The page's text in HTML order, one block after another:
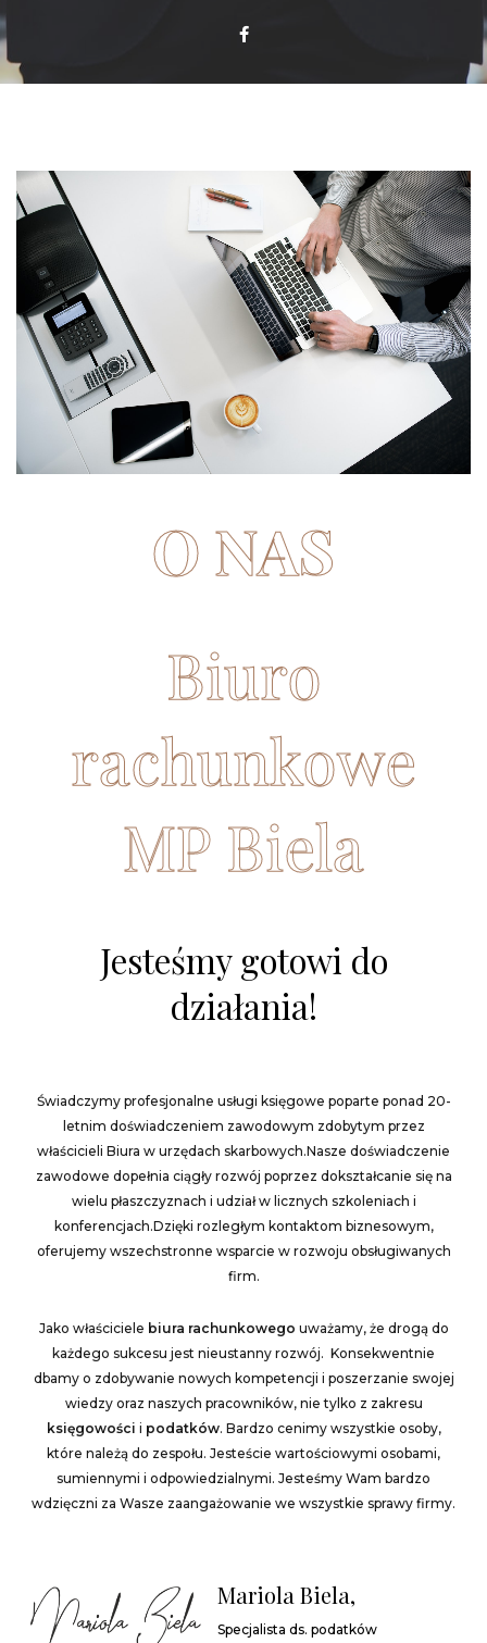
O NAS
Biuro
rachunkowe
MP Biela
Jesteśmy gotowi do
działania!
Świadczymy profesjonalne usługi księgowe poparte ponad 20-
letnim doświadczeniem zawodowym zdobytym przez
właścicieli Biura w urzędach skarbowych.Nasze doświadczenie
zawodowe dopełnia ciągły rozwój poprzez dokształcanie się na
wielu płaszczyznach i udział w licznych szkoleniach i
konferencjach.Dzięki rozległym kontaktom biznesowym,
oferujemy wszechstronne wsparcie w rozwoju obsługiwanych
firm.
Jako właściciele biura rachunkowego uważamy, że drogą do
każdego sukcesu jest nieustanny rozwój. Konsekwentnie
dbamy o zdobywanie nowych kompetencji i poszerzanie swojej
wiedzy oraz naszych pracowników, nie tylko z zakresu
księgowości i podatków. Bardzo cenimy wszystkie osoby,
które należą do zespołu. Jesteście wartościowymi osobami,
sumiennymi i odpowiedzialnymi. Jesteśmy Wam bardzo
wdzięczni za Wasze zaangażowanie we wszystkie sprawy firmy.
Mariola Biela,
Specjalista ds. podatków